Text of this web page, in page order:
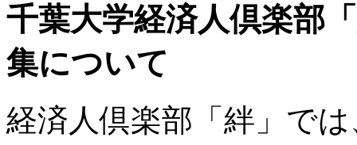
千葉大学経済人倶楽部
集について
経済人倶楽部「絆」で